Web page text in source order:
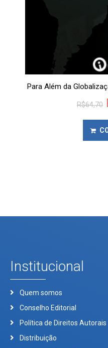
Para Além da
R$64,70
Institucional
Quem somos
Conselho Editorial
Política de Direitos Autorais
Distribuição